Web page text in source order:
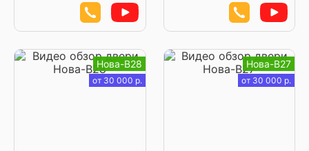
Нова-В28
от 30 000 р.
Нова-В27
от 30 000 р.